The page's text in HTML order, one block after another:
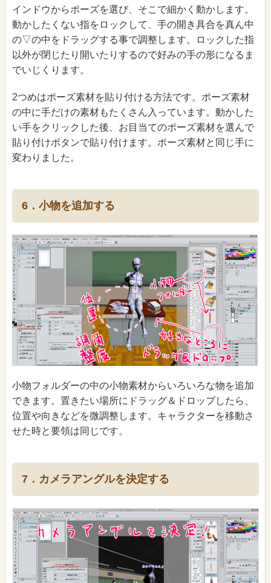
インドウからポーズを選び、そこで細かく動かします。
動かしたくない指をロックして、手の開き具合を真ん中
の▽の中をドラッグする事で調整します。ロックした指
以外が閉じたり開いたりするので好みの手の形になるま
でいじくります。
2つめはポーズ素材を貼り付ける方法です。ポーズ素材
の中に手だけの素材もたくさん入っています。動かした
い手をクリックした後、お目当てのポーズ素材を選んで
貼り付けボタンで貼り付けます。ポーズ素材と同じ手に
変わりました。
6．小物を追加する
小物フォルダーの中の小物素材からいろいろな物を追加
できます。置きたい場所にドラッグ＆ドロップしたら、
位置や向きなどを微調整します。キャラクターを移動さ
せた時と要領は同じです。
7．カメラアングルを決定する